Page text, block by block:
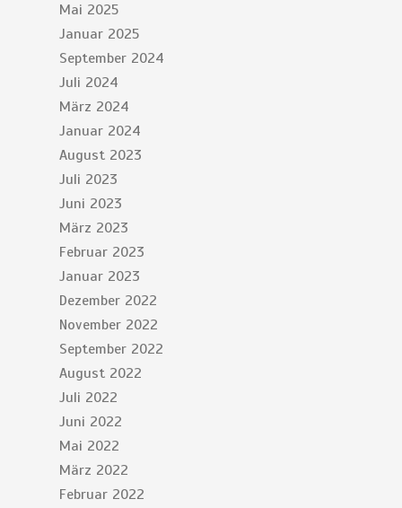
Mai 2025
Januar 2025
September 2024
Juli 2024
März 2024
Januar 2024
August 2023
Juli 2023
Juni 2023
März 2023
Februar 2023
Januar 2023
Dezember 2022
November 2022
September 2022
August 2022
Juli 2022
Juni 2022
Mai 2022
März 2022
Februar 2022